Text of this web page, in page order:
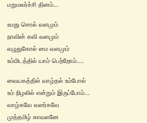
மறுமலர்ச்சி தினம்…
உமது சொல் வளமும்
நாவின் கவி வளமும்
எழுதுகோல் மை வளமும்
உம்மிடத்தில் யாம் பெற்றோம்….
வையகத்தில் வாழ்தல் உம்போல்
உம் நிழலில் என்றும் இருப்போம்…
வாழ்கவே வளர்கவே
முத்தமிழ் காவலனே